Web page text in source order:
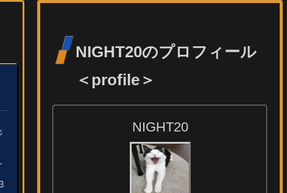
NIGHT20のプロフィール
＜profile＞
NIGHT20